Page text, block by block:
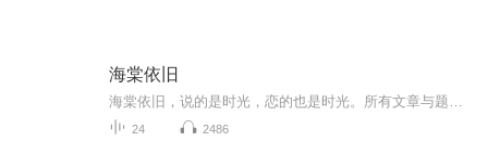
海棠依旧
24 2486